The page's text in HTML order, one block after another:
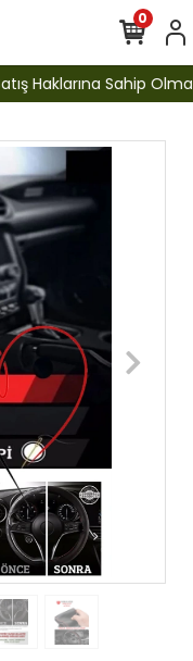
Haklarına Sahip
0